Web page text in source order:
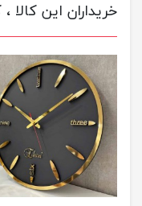
خریداران این کالا